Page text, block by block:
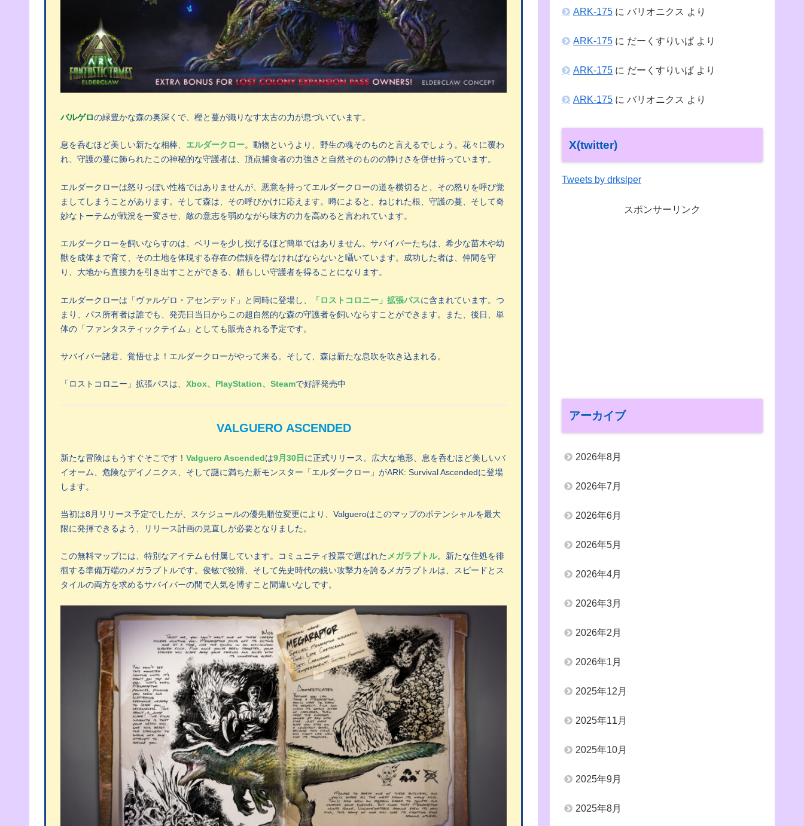
バルゲロの緑豊かな森の奥深くで、樫と蔓が織りなす太古の力が息づいています。
息を呑むほど美しい新たな相棒、 エルダークロー。動物というより、野生の魂そのものと言えるでしょう。花々に覆わ
れ、守護の蔓に飾られたこの神秘的な守護者は、頂点捕食者の力強さと自然そのものの静けさを併せ持っています。
エルダークローは怒りっぽい性格ではありませんが、悪意を持ってエルダークローの道を横切ると、その怒りを呼び覚
ましてしまうことがあります。そして森は、その呼びかけに応えます。噂によると、ねじれた根、守護の蔓、そして奇
妙なトーテムが戦況を一変させ、敵の意志を弱めながら味方の力を高めると言われています。
エルダークローを飼いならすのは、ベリーを少し投げるほど簡単ではありません。サバイバーたちは、希少な苗木や幼
獣を成体まで育て、その土地を体現する存在の信頼を得なければならないと囁いています。成功した者は、仲間を守
り、大地から直接力を引き出すことができる、頼もしい守護者を得ることになります。
エルダークローは「ヴァルゲロ・アセンデッド」と同時に登場し、 「ロストコロニー」拡張パスに含まれています。つ
まり、パス所有者は誰でも、発売日当日からこの超自然的な森の守護者を飼いならすことができます。また、後日、単
体の「ファンタスティックテイム」としても販売される予定です。
サバイバー諸君、覚悟せよ！エルダークローがやって来る。そして、森は新たな息吹を吹き込まれる。
「ロストコロニー」拡張パスは、 Xbox、PlayStation、Steamで好評発売中
VALGUERO ASCENDED
新たな冒険はもうすぐそこです！ Valguero Ascendedは9月30日に正式リリース。広大な地形、息を呑むほど美しいバ
イオーム、危険なデイノニクス、そして謎に満ちた新モンスター「エルダークロー」がARK: Survival Ascendedに登場
します。
当初は8月リリース予定でしたが、スケジュールの優先順位変更により、Valgueroはこのマップのポテンシャルを最大
限に発揮できるよう、リリース計画の見直しが必要となりました。
この無料マップには、特別なアイテムも付属しています。コミュニティ投票で選ばれたメガラプトル。新たな住処を徘
徊する準備万端のメガラプトルです。俊敏で狡猾、そして先史時代の鋭い攻撃力を誇るメガラプトルは、スピードとス
タイルの両方を求めるサバイバーの間で人気を博すこと間違いなしです。
ARK-175 に バリオニクス より
ARK-175 に だーくすりいぱ より
ARK-175 に だーくすりいぱ より
ARK-175 に バリオニクス より
X(twitter)
Tweets by drkslper
スポンサーリンク
アーカイブ
2026年8月
2026年7月
2026年6月
2026年5月
2026年4月
2026年3月
2026年2月
2026年1月
2025年12月
2025年11月
2025年10月
2025年9月
2025年8月